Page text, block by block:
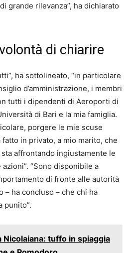
grande rilevanza”, ha dichiarato
di chiarire
ha sottolineato, “in particolare
d’amministrazione, i membri
tutti i dipendenti di Aeroporti di
di Bari e la mia famiglia.
porgere le mie scuse
in privato, a mio marito, che
affrontando ingiustamente le
“Sono disponibile a
di fronte alle autorità
– ha concluso – che chi ha
punito”.
Nicolaiana: tuffo in spiaggia